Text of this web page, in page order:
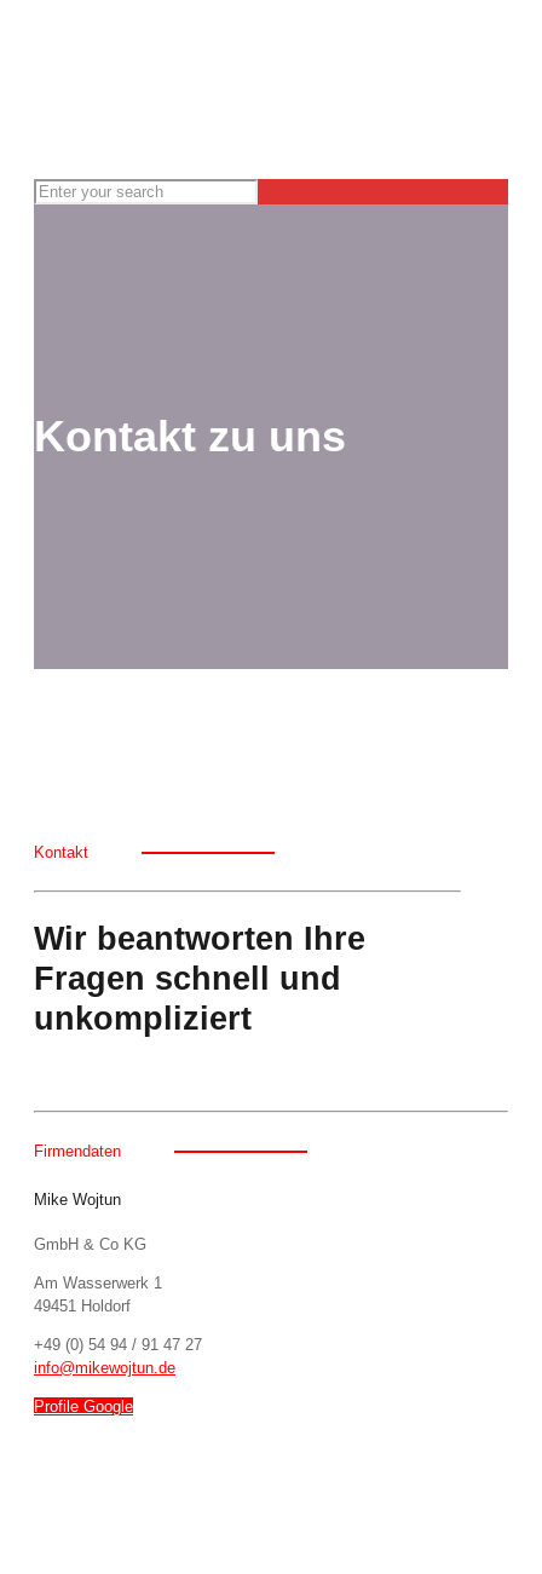
Kontakt zu uns
Kontakt
Wir beantworten Ihre
Fragen schnell und
unkompliziert
Firmendaten
Mike Wojtun
GmbH & Co KG
Am Wasserwerk 1
49451 Holdorf
+49 (0) 54 94 / 91 47 27
info@mikewojtun.de
Profile Google